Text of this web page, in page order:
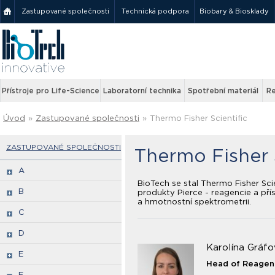
Zastupované společnosti Technická podpora Biobary & Biosklady
Přístroje pro Life-Science Laboratorní technika Spotřební materiál
Úvod » Zastupované společnosti » Thermo Fisher Scientific
ZASTUPOVANÉ SPOLEČNOSTI
A
B
C
D
E
Thermo
BioTech se stal Thermo Fisher
produkty Pierce - reagencie a
a hmotnostní spektrometrii.
Karolína
Head of